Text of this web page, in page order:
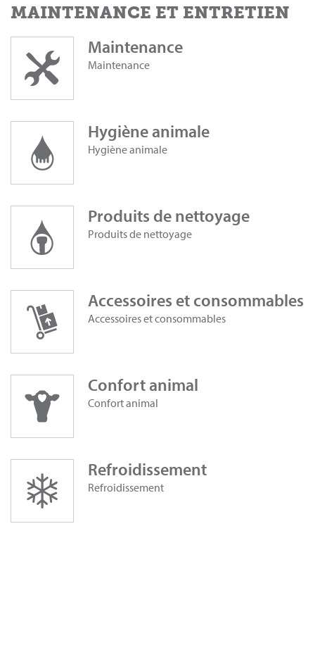
MAINTENANCE ET ENTRETIEN
Maintenance
Maintenance
Hygiène animale
Hygiène animale
Produits de nettoyage
Produits de nettoyage
Accessoires et consommables
Accessoires et consommables
Confort animal
Confort animal
Refroidissement
Refroidissement